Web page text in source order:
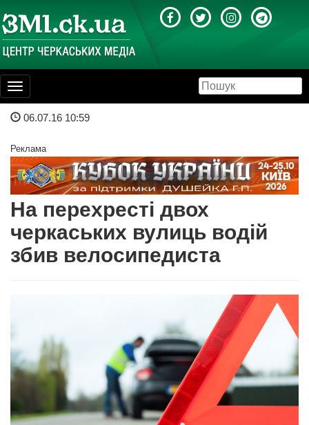
Toggle
navigation
06.07.16 10:59
Реклама
На перехресті двох
черкаських вулиць водій
збив велосипедиста